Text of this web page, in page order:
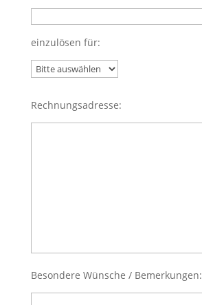
einzulösen für:
Rechnungsadresse:
Besondere Wünsche / Bemerkungen: